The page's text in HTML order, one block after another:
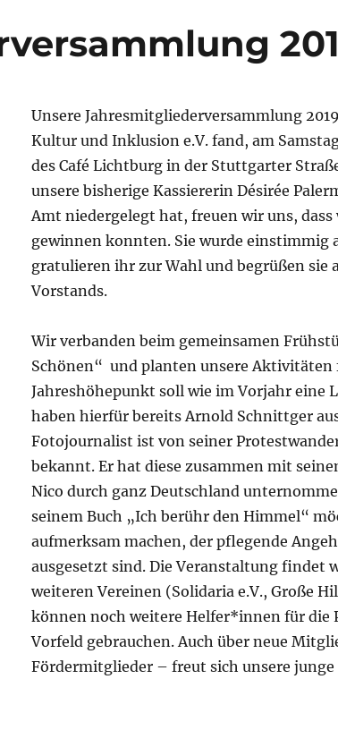
Unsere Jahresmitgliederversammlung
Kultur und Inklusion e.V. fand, am
des Café Lichtburg in der Stuttgarter
unsere bisherige Kassiererin Désirée
Amt niedergelegt hat, freuen wir uns,
gewinnen konnten. Sie wurde einstimmig
gratulieren ihr zur Wahl und begrüßen sie
Vorstands.
Wir verbanden beim gemeinsamen
Schönen“ und planten unsere Aktivitäten
Jahreshöhepunkt soll wie im Vorjahr eine
haben hierfür bereits Arnold Schnittger
Fotojournalist ist von seiner
bekannt. Er hat diese zusammen mit
Nico durch ganz Deutschland
seinem Buch „Ich berühr den Himmel“
aufmerksam machen, der pflegende
ausgesetzt sind. Die Veranstaltung findet
weiteren Vereinen (Solidaria e.V., Große
können noch weitere Helfer*innen für die
Vorfeld gebrauchen. Auch über neue
Fördermitglieder – freut sich unsere